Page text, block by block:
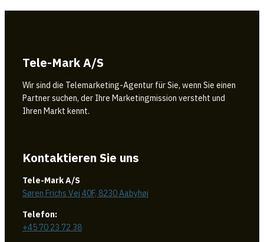
Tele-Mark A/S
Wir sind die Telemarketing-Agentur für Sie, wenn Sie einen
Partner suchen, der Ihre Marketingmission versteht und
Ihren Markt kennt.
Kontaktieren Sie uns
Tele-Mark A/S
Søren Frichs Vej 40F, 8230 Aabyhøj
Telefon:
+45 70 23 72 38